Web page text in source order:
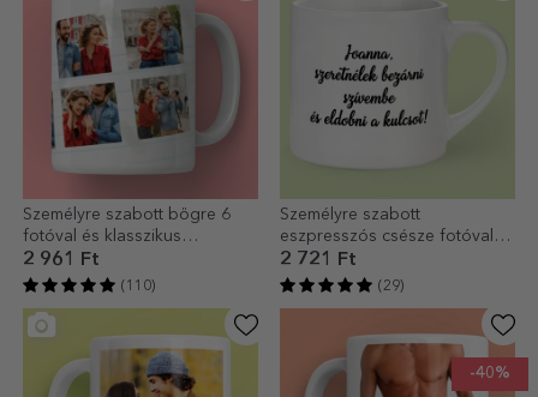
Személyre szabott bögre 6
fotóval és klasszikus
szöveggel
2 961 Ft
(110)
Személyre szabott
eszpresszós csésze fotóval
és szöveggel
2 721 Ft
(29)
-40%